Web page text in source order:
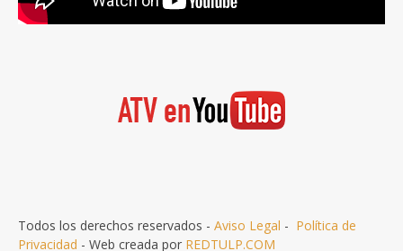
Todos los derechos reservados - Aviso Legal - Política de
Privacidad - Web creada por REDTULP.COM